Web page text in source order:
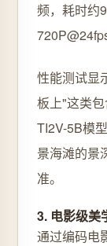
频，耗时约
性能测试显
板上"这类包
TI2V-5B模
景海滩的景
准。
3. 电影级美
通过编码电